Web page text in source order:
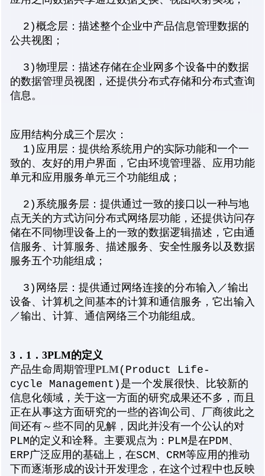
2)概念层：描述整个企业中产品信息管理数据的
公共视图；
3)物理层：描述存储在企业网多个设备中的数据
的数据管理员视图，还提供分布式存储和分布式查询
信息。
应用结构分成三个层次：
1)应用层：提供给系统用户的实际功能和一个一
致的、友好的用户界面，它由环境管理器、应用功能
单元和应用服务单元三个功能组成；
2)系统服务层：提供通过一致的接口以一种与地
点无关的方式访问分布式网络层功能，还提供访问存
储在不同物理设备上的一致的数据逻辑描述，它由通
信服务、计算服务、描述服务、安全性服务以及数据
服务五个功能组成；
3)网络层：提供通过网络连接的分布输入／输出
设备、计算机之间基本的计算和通信服务，它出输入
／输出、计算、通信网络三个功能组成。
3．1．3PLM的定义
产品生命周期管理PLM(Product Life-
cycle Management)是一个发展很快、比较新的
信息化领域，关于这一方面的研究成果还不多，而且
正在从事这方面研究的一些的咨询公司、厂商彼此之
间还有～些不同的见解，因此并没有一个公认的对
PLM的定义和诠释。主要观点为：PLM是在PDM、
ERP广泛应用的基础上，在SCM、CRM等应用的推动
下而逐渐形成的设计开发理念，在这个过程中也反映